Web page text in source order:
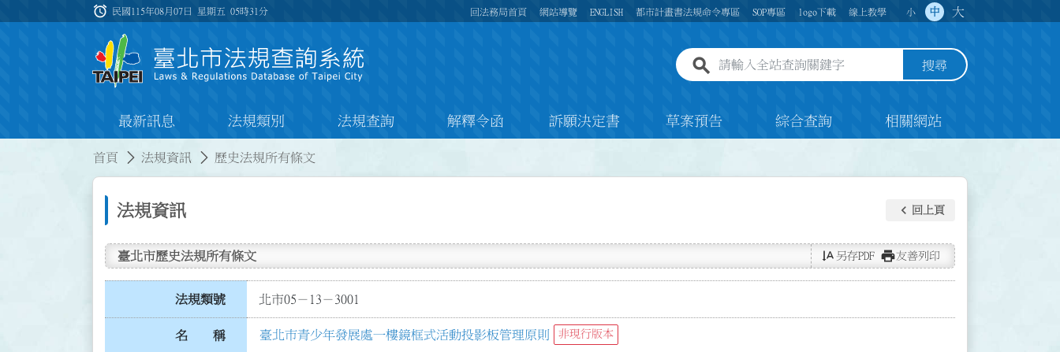
:::
alarm 民國115年08月07日 星期五05時31分 回法務局首頁 網站導覽 ENGLISH 都市計畫書法規命令專區 SOP專區 logo下載 線上教學 小 中 大
全站查詢關鍵字欄位 搜尋
最新訊息 法規類別 法規查詢 解釋令函 訴願決定書 草案預告 綜合查詢 相關網站
首頁 法規資訊 歷史法規所有條文
法規資訊 keyboard_arrow_left 回上頁
臺北市歷史法規所有條文 text_rotate_vertical 另存PDF print友善列印
法規類號 北市05－13－3001
名 稱 臺北巿青少年發展處一樓鏡框式活動投影板管理原則 非現行版本